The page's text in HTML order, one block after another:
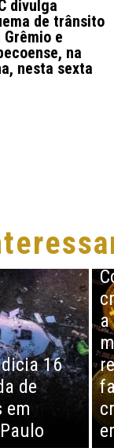
divulga
de trânsito
Grêmio e
na
nesta sexta
16
de
em
a